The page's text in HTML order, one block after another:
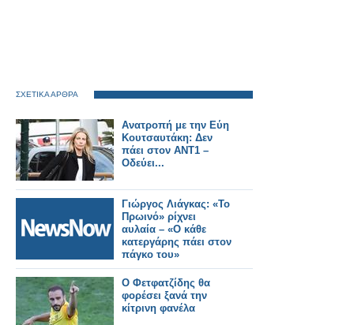
ΣΧΕΤΙΚΑ ΑΡΘΡΑ
Ανατροπή με την Εύη
Κουτσαυτάκη: Δεν
πάει στον ΑΝΤ1 –
Οδεύει...
Γιώργος Λιάγκας: «Το
Πρωινό» ρίχνει
αυλαία – «Ο κάθε
κατεργάρης πάει στον
πάγκο του»
Ο Φετφατζίδης θα
φορέσει ξανά την
κίτρινη φανέλα